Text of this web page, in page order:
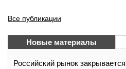
Все публикации
Новые материалы
Российский рынок